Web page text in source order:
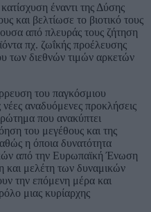
έναντι της Δύσης
και βελτίωσε το βιοτικό τους
από πλευράς τους ζήτηση
πχ. ζωΐκής προέλευσης
των διεθνών τιμών αρκετών
του παγκόσμιου
νέες αναδυόμενες προκλήσεις
που ανακύπτει
του μεγέθους και της
η όποια δυνατότητα
από την Ευρωπαϊκή Ένωση
και μελέτη των δυναμικών
την επόμενη μέρα και
μιας κυρίαρχης